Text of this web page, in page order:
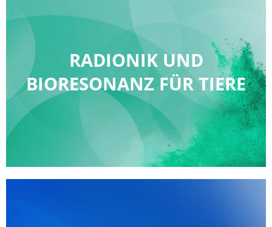
RADIONIK UND
BIORESONANZ FÜR TIERE